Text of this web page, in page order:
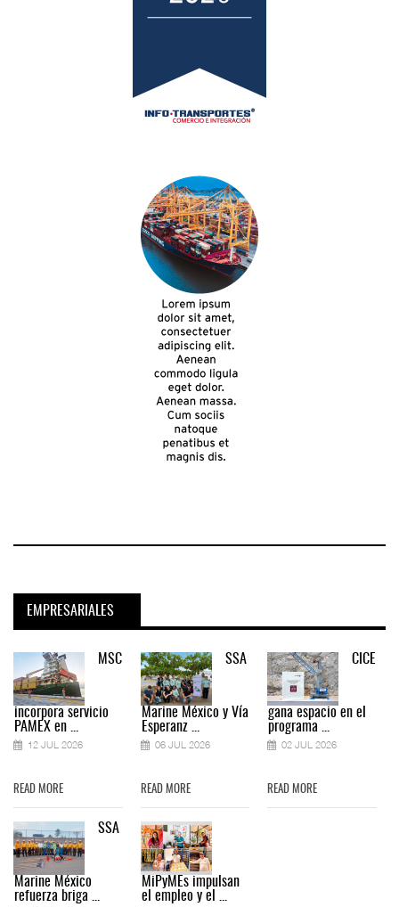
EMPRESARIALES
MSC
incorpora servicio
PAMEX en ...
12 JUL 2026
READ MORE
SSA
Marine México
refuerza briga ...
SSA
Marine México y Vía
Esperanz ...
06 JUL 2026
READ MORE
MiPyMEs impulsan
el empleo y el ...
CICE
gana espacio en el
programa ...
02 JUL 2026
READ MORE